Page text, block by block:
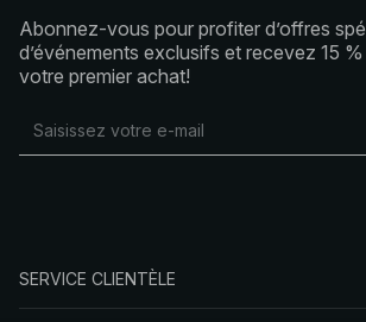
Abonnez-vous pour profiter d’offres
d’événements exclusifs et recevez 15
votre premier achat!
SERVICE CLIENTÈLE